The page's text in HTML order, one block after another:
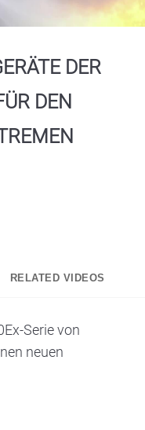
DER
DEN
via Email
RELATED VIDEOS
Serie von
neuen
Form und